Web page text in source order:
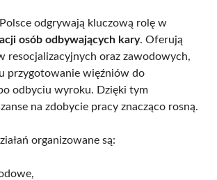
odgrywają kluczową rolę w
osób odbywających kary. Oferują
resocjalizacyjnych oraz zawodowych,
przygotowanie więźniów do
odbyciu wyroku. Dzięki tym
na zdobycie pracy znacząco rosną.
organizowane są: